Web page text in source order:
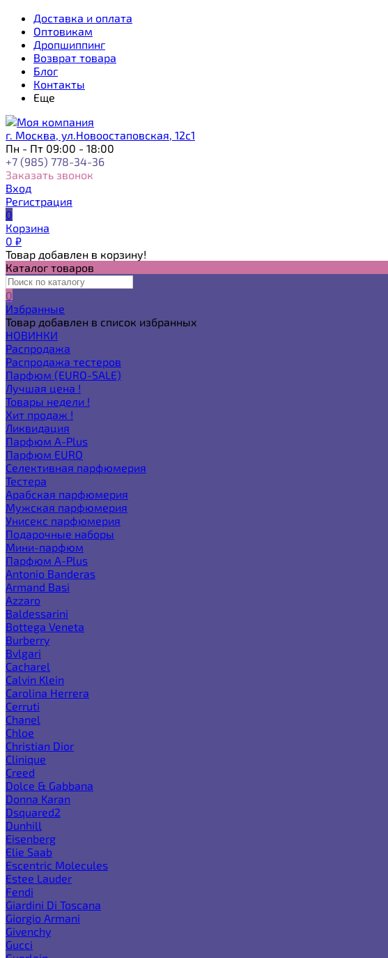
Доставка и оплата
Оптовикам
Дропшиппинг
Возврат товара
Блог
Контакты
Еще
г. Москва, ул.Новоостаповская, 12с1
Пн - Пт 09:00 - 18:00
+7 (985) 778-34-36
Заказать звонок
Вход
Регистрация
0
Корзина
0 ₽
Товар добавлен в корзину!
Каталог товаров
0
Избранные
Товар добавлен в список избранных
НОВИНКИ
Распродажа
Распродажа тестеров
Парфюм (EURO-SALE)
Лучшая цена !
Товары недели !
Хит продаж !
Ликвидация
Парфюм A-Plus
Парфюм EURO
Селективная парфюмерия
Тестера
Арабская парфюмерия
Мужская парфюмерия
Унисекс парфюмерия
Подарочные наборы
Мини-парфюм
Парфюм A-Plus
Antonio Banderas
Armand Basi
Azzaro
Baldessarini
Bottega Veneta
Burberry
Bvlgari
Cacharel
Calvin Klein
Carolina Herrera
Cerruti
Chanel
Chloe
Christian Dior
Clinique
Creed
Dolce & Gabbana
Donna Karan
Dsquared2
Dunhill
Eisenberg
Elie Saab
Escentric Molecules
Estee Lauder
Fendi
Giardini Di Toscana
Giorgio Armani
Givenchy
Gucci